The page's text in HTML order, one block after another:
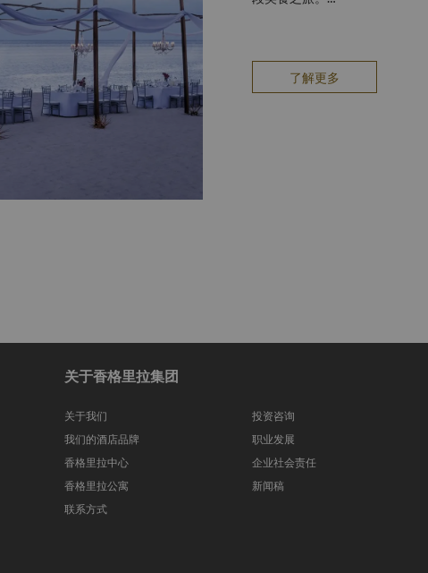
了解更多
关于香格里拉集团
关于我们
我们的酒店品牌
香格里拉中心
香格里拉公寓
联系方式
投资咨询
职业发展
企业社会责任
新闻稿